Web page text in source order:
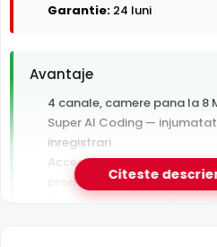
Garantie: 24 luni
Avantaje
4 canale, camere pana la 8
Super AI Coding —
inregistrari
Acces de pe telefon din
producatorului (P2P)
Garantie 24 luni si suport
Citeste